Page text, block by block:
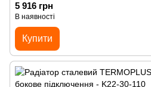
5 916 грн
В наявності
Купити